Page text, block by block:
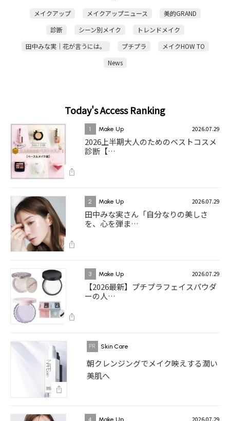
メイクアップ メイクアップニュース
美的GRAND
診断
シーン別メイク
トレンドメイク
田中みな実｜花が言うには。
プチプラ
メイクHOW TO
News
Today's Access Ranking
1 Make Up 2026.07.29
2026上半期大人のためのベストコスメ
診断【…
2 Make Up 2026.07.29
田中みな実さん「自分なりの美しさ
を、心を弾ま…
3 Make Up 2026.07.29
【2026最新】プチプラフェイスパウダ
ーの人…
Skin Care
朝クレンジングでメイク映えする潤い
美肌へ
4 Make Up 2026.07.29